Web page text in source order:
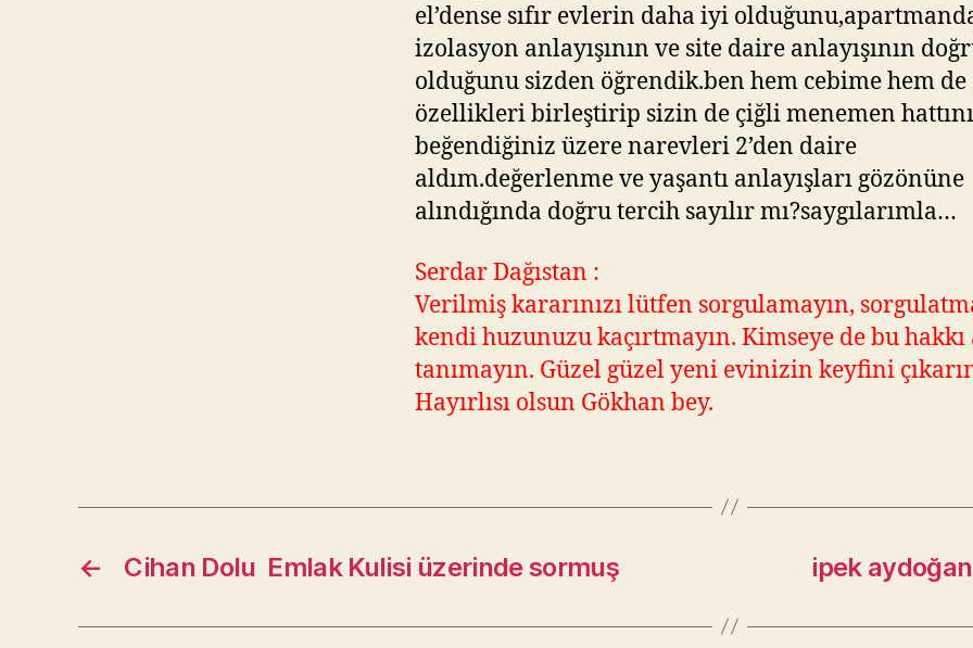
el’dense sıfır evlerin daha iyi
izolasyon anlayışının ve site daire anlayışının
olduğunu sizden öğrendik.ben hem cebime hem
özellikleri birleştirip sizin de çiğli menemen
beğendiğiniz üzere narevleri 2’den daire
aldım.değerlenme ve yaşantı anlayışları gözönüne
alındığında doğru tercih sayılır mı?saygılarımla…
Serdar Dağıstan :
Verilmiş kararınızı lütfen sorgulamayın,
kendi huzunuzu kaçırtmayın. Kimseye de bu hakkı
tanımayın. Güzel güzel yeni evinizin keyfini
Hayırlısı olsun Gökhan bey.
← Cihan Dolu Emlak Kulisi üzerinde sormuş ipek